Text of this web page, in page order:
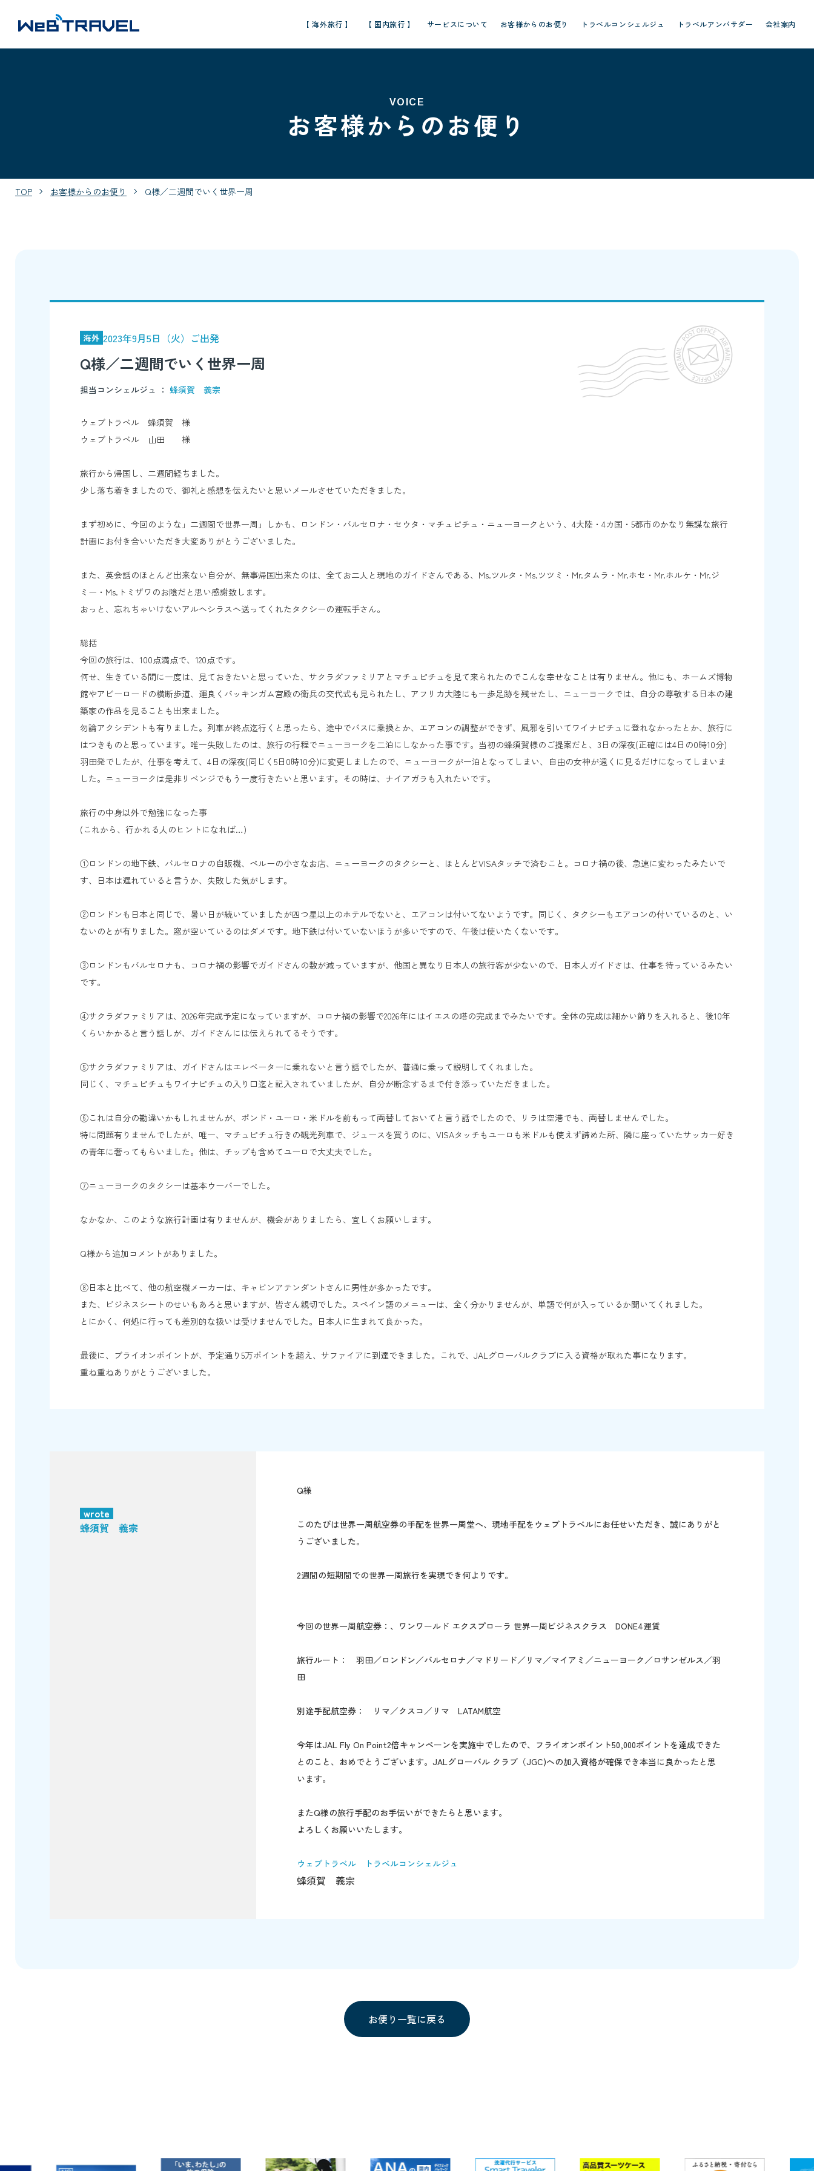
【 海外旅行 】 【 国内旅行 】 サービスについて お客様からのお便り トラベルコンシェルジュ トラベルアンバサダー 会社案内
VOICE
お客様からのお便り
TOP お客様からのお便り Q様／二週間でいく世界一周
海外 2023年9月5日（火）ご出発
Q様／二週間でいく世界一周
担当コンシェルジュ ： 蜂須賀 義宗
ウェブトラベル 蜂須賀 様
ウェブトラベル 山田 様
旅行から帰国し、二週間経ちました。
少し落ち着きましたので、御礼と感想を伝えたいと思いメールさせていただきました。
まず初めに、今回のような」二週間で世界一周」しかも、ロンドン・バルセロナ・セウタ・マチュピチュ・ニューヨークという、4大陸・4カ国・5都市のかなり無謀な旅行
計画にお付き合いいただき大変ありがとうございました。
また、英会話のほとんど出来ない自分が、無事帰国出来たのは、全てお二人と現地のガイドさんである、Ms.ツルタ・Ms.ツツミ・Mr.タムラ・Mr.ホセ・Mr.ホルケ・Mr.ジ
ミー・Ms.トミザワのお陰だと思い感謝致します。
おっと、忘れちゃいけないアルヘシラスへ送ってくれたタクシーの運転手さん。
総括
今回の旅行は、100点満点で、120点です。
何せ、生きている間に一度は、見ておきたいと思っていた、サクラダファミリアとマチュピチュを見て来られたのでこんな幸せなことは有りません。他にも、ホームズ博物
館やアビーロードの横断歩道、運良くバッキンガム宮殿の衛兵の交代式も見られたし、アフリカ大陸にも一歩足跡を残せたし、ニューヨークでは、自分の尊敬する日本の建
築家の作品を見ることも出来ました。
勿論アクシデントも有りました。列車が終点迄行くと思ったら、途中でバスに乗換とか、エアコンの調整ができず、風邪を引いてワイナピチュに登れなかったとか、旅行に
はつきものと思っています。唯一失敗したのは、旅行の行程でニューヨークを二泊にしなかった事です。当初の蜂須賀様のご提案だと、3日の深夜(正確には4日の0時10分)
羽田発でしたが、仕事を考えて、4日の深夜(同じく5日0時10分)に変更しましたので、ニューヨークが一泊となってしまい、自由の女神が遠くに見るだけになってしまいま
した。ニューヨークは是非リベンジでもう一度行きたいと思います。その時は、ナイアガラも入れたいです。
旅行の中身以外で勉強になった事
(これから、行かれる人のヒントになれば…)
①ロンドンの地下鉄、バルセロナの自販機、ペルーの小さなお店、ニューヨークのタクシーと、ほとんどVISAタッチで済むこと。コロナ禍の後、急速に変わったみたいで
す、日本は遅れていると言うか、失敗した気がします。
②ロンドンも日本と同じで、暑い日が続いていましたが四つ星以上のホテルでないと、エアコンは付いてないようです。同じく、タクシーもエアコンの付いているのと、い
ないのとが有りました。窓が空いているのはダメです。地下鉄は付いていないほうが多いですので、午後は使いたくないです。
③ロンドンもバルセロナも、コロナ禍の影響でガイドさんの数が減っていますが、他国と異なり日本人の旅行客が少ないので、日本人ガイドさは、仕事を待っているみたい
です。
④サクラダファミリアは、2026年完成予定になっていますが、コロナ禍の影響で2026年にはイエスの塔の完成までみたいです。全体の完成は細かい飾りを入れると、後10年
くらいかかると言う話しが、ガイドさんには伝えられてるそうです。
⑤サクラダファミリアは、ガイドさんはエレベーターに乗れないと言う話でしたが、普通に乗って説明してくれました。
同じく、マチュピチュもワイナピチュの入り口迄と記入されていましたが、自分が断念するまで付き添っていただきました。
⑥これは自分の勘違いかもしれませんが、ポンド・ユーロ・米ドルを前もって両替しておいてと言う話でしたので、リラは空港でも、両替しませんでした。
特に問題有りませんでしたが、唯一、マチュピチュ行きの観光列車で、ジュースを買うのに、VISAタッチもユーロも米ドルも使えず諦めた所、隣に座っていたサッカー好き
の青年に奢ってもらいました。他は、チップも含めてユーロで大丈夫でした。
⑦ニューヨークのタクシーは基本ウーバーでした。
なかなか、このような旅行計画は有りませんが、機会がありましたら、宜しくお願いします。
Q様から追加コメントがありました。
⑧日本と比べて、他の航空機メーカーは、キャビンアテンダントさんに男性が多かったです。
また、ビジネスシートのせいもあろと思いますが、皆さん親切でした。スペイン語のメニューは、全く分かりませんが、単語で何が入っているか聞いてくれました。
とにかく、何処に行っても差別的な扱いは受けませんでした。日本人に生まれて良かった。
最後に、ブライオンポイントが、予定通り5万ポイントを超え、サファイアに到達できました。これで、JALグローバルクラブに入る資格が取れた事になります。
重ね重ねありがとうございました。
wrote
蜂須賀 義宗
Q様
このたびは世界一周航空券の手配を世界一周堂へ、現地手配をウェブトラベルにお任せいただき、誠にありがと
うございました。
2週間の短期間での世界一周旅行を実現でき何よりです。
今回の世界一周航空券：、ワンワールド エクスプローラ 世界一周ビジネスクラス DONE4運賃
旅行ルート： 羽田／ロンドン／バルセロナ／マドリード／リマ／マイアミ／ニューヨーク／ロサンゼルス／羽
田
別途手配航空券： リマ／クスコ／リマ LATAM航空
今年はJAL Fly On Point2倍キャンペーンを実施中でしたので、フライオンポイント50,000ポイントを達成できた
とのこと、おめでとうございます。JALグローバル クラブ（JGC)への加入資格が確保でき本当に良かったと思
います。
またQ様の旅行手配のお手伝いができたらと思います。
よろしくお願いいたします。
ウェブトラベル トラベルコンシェルジュ
蜂須賀 義宗
お便り一覧に戻る